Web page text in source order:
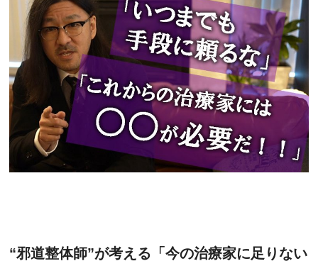
“邪道整体師”が考える「今の治療家に足りない